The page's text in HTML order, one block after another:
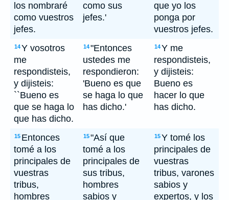
los nombraré
como vuestros
jefes.
como sus
jefes.'
que yo los
ponga por
vuestros jefes.
14Y vosotros
me
respondisteis,
y dijisteis:
``Bueno es
que se haga lo
que has dicho.
14"Entonces
ustedes me
respondieron:
'Bueno es que
se haga lo que
has dicho.'
14Y me
respondisteis,
y dijisteis:
Bueno es
hacer lo que
has dicho.
15 Entonces
tomé a los
principales de
vuestras
tribus,
hombres
15"Así que
tomé a los
principales de
sus tribus,
hombres
sabios y
15Y tomé los
principales de
vuestras
tribus, varones
sabios y
expertos, y los